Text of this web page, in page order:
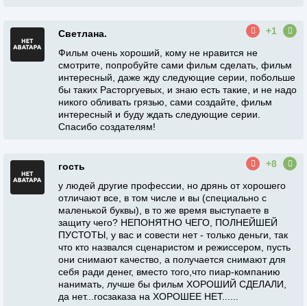
Светлана.
+1
Фильм очень хороший, кому не нравится не
смотрите, попробуйте сами фильм сделать, фильм
интересный, даже жду следующие серии, побольше
бы таких Расторгуевых, и знаю есть такие, и не надо
никого обливать грязью, сами создайте, фильм
интересный и буду ждать следующие серии.
Спасибо создателям!
гость
+8
у людей другие профессии, но дрянь от хорошего
отличают все, в том числе и вы (специально с
маленькой буквы), в то же время выступаете в
защиту чего? НЕПОНЯТНО ЧЕГО, ПОЛНЕЙШЕЙ
ПУСТОТЫ, у вас и совести нет - только деньги, так
что кто назвался сценаристом и режиссером, пусть
они снимают качество, а получается снимают для
себя ради денег, вместо того,что пиар-компанию
нанимать, лучше бы фильм ХОРОШИЙ СДЕЛАЛИ,
да нет...госзаказа на ХОРОШЕЕ НЕТ......